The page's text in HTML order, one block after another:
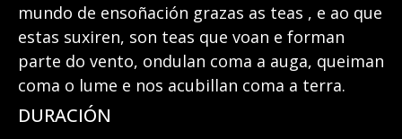
mundo de ensoñación grazas as teas , e ao que
estas suxiren, son teas que voan e forman
parte do vento, ondulan coma a auga, queiman
coma o lume e nos acubillan coma a terra.
DURACIÓN